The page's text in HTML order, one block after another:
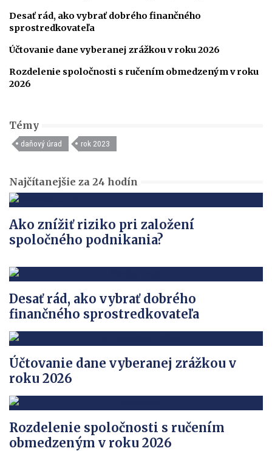
Desať rád, ako vybrať dobrého finančného
sprostredkovateľa
Účtovanie dane vyberanej zrážkou v roku 2026
Rozdelenie spoločnosti s ručením obmedzeným v roku
2026
Témy
daňový úrad rok 2023
Najčítanejšie za 24 hodín
Ako znížiť riziko pri založení
spoločného podnikania?
Desať rád, ako vybrať dobrého
finančného sprostredkovateľa
Účtovanie dane vyberanej zrážkou v
roku 2026
Rozdelenie spoločnosti s ručením
obmedzeným v roku 2026